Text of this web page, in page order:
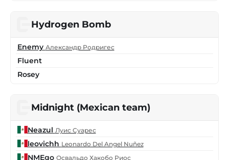
Hydrogen Bomb
Enemy Александр Родригес
Fluent
Rosey
Midnight (Mexican team)
Neazul Луис Суарес
leovichh Leonardo Del Angel Nuñez
NMEgo Освальдо Хакобо Риос